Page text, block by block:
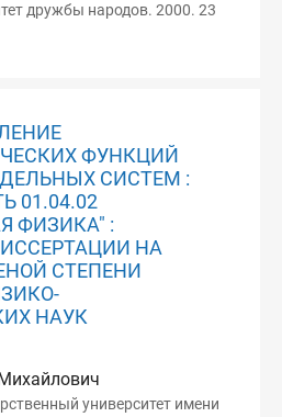
дружбы народов. 2000. 23
ФУНКЦИЙ
СИСТЕМ :
01.04.02
ФИЗИКА" :
НА
СТЕПЕНИ
НАУК
университет имени